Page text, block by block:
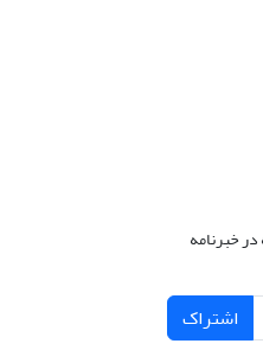
خبرنامه
اشتراک